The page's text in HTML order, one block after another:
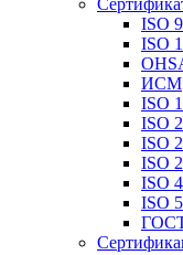
ISO
ISO
ИСМ
ISO
ISO
ISO
ISO
ISO
ISO